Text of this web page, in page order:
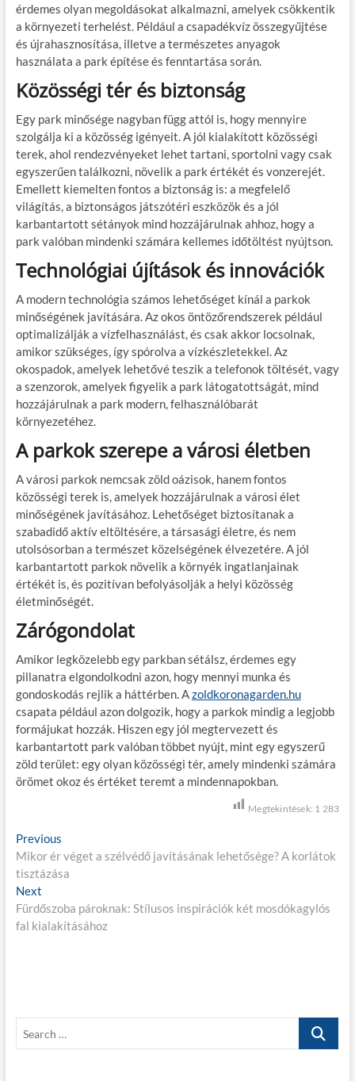
érdemes olyan megoldásokat alkalmazni, amelyek csökkentik
a környezeti terhelést. Például a csapadékvíz összegyűjtése
és újrahasznosítása, illetve a természetes anyagok
használata a park építése és fenntartása során.
Közösségi tér és biztonság
Egy park minősége nagyban függ attól is, hogy mennyire
szolgálja ki a közösség igényeit. A jól kialakított közösségi
terek, ahol rendezvényeket lehet tartani, sportolni vagy csak
egyszerűen találkozni, növelik a park értékét és vonzerejét.
Emellett kiemelten fontos a biztonság is: a megfelelő
világítás, a biztonságos játszótéri eszközök és a jól
karbantartott sétányok mind hozzájárulnak ahhoz, hogy a
park valóban mindenki számára kellemes időtöltést nyújtson.
Technológiai újítások és innovációk
A modern technológia számos lehetőséget kínál a parkok
minőségének javítására. Az okos öntözőrendszerek például
optimalizálják a vízfelhasználást, és csak akkor locsolnak,
amikor szükséges, így spórolva a vízkészletekkel. Az
okospadok, amelyek lehetővé teszik a telefonok töltését, vagy
a szenzorok, amelyek figyelik a park látogatottságát, mind
hozzájárulnak a park modern, felhasználóbarát
környezetéhez.
A parkok szerepe a városi életben
A városi parkok nemcsak zöld oázisok, hanem fontos
közösségi terek is, amelyek hozzájárulnak a városi élet
minőségének javításához. Lehetőséget biztosítanak a
szabadidő aktív eltöltésére, a társasági életre, és nem
utolsósorban a természet közelségének élvezetére. A jól
karbantartott parkok növelik a környék ingatlanjainak
értékét is, és pozitívan befolyásolják a helyi közösség
életminőségét.
Zárógondolat
Amikor legközelebb egy parkban sétálsz, érdemes egy
pillanatra elgondolkodni azon, hogy mennyi munka és
gondoskodás rejlik a háttérben. Azoldkoronagarden.hu
csapata például azon dolgozik, hogy a parkok mindig a legjobb
formájukat hozzák. Hiszen egy jól megtervezett és
karbantartott park valóban többet nyújt, mint egy egyszerű
zöld terület: egy olyan közösségi tér, amely mindenki számára
örömet okoz és értéket teremt a mindennapokban.
Megtekintések: 1 283
B
e
j
e
é
s
Previous
r
e
i
o
:
Mikor ér véget a szélvédő javításának lehetősége? A korlátok
tisztázása
Next
e
x
:
Fürdőszoba pároknak: Stílusos inspirációk két mosdókagylós
fal kialakításához